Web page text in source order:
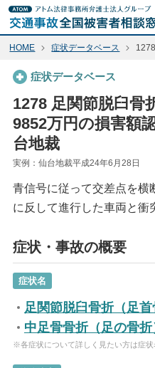
HOME 症状データベース
症状データベース
1278 足関節脱臼骨
9852万円の損害額
台地裁
実例：仙台地裁平成24年6月28日
青信号に従って交差点を横
に反して進行した車両と衝
症状・事故の概要
症状名
足関節脱臼骨折（足首
中足骨骨折（足の骨折
※各症状について詳しく見たい方は症